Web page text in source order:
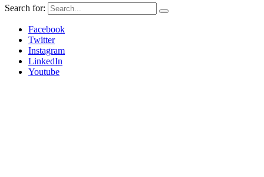
Search for:
Facebook
Twitter
Instagram
LinkedIn
Youtube